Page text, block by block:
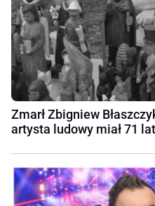
Zmarł Zbigniew
artysta ludowy miał 71 lat